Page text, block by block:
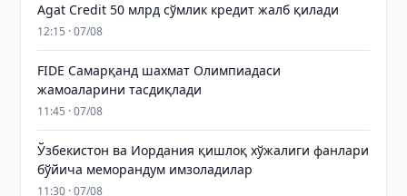
Agat Credit 50 млрд сўмлик кредит жалб қилади
12:15 · 07/08
FIDE Самарқанд шахмат Олимпиадаси
жамоаларини тасдиқлади
11:45 · 07/08
Ўзбекистон ва Иордания қишлоқ хўжалиги фанлари
бўйича меморандум имзоладилар
11:30 · 07/08